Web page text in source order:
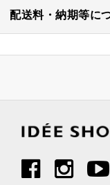
配送料・納期等に